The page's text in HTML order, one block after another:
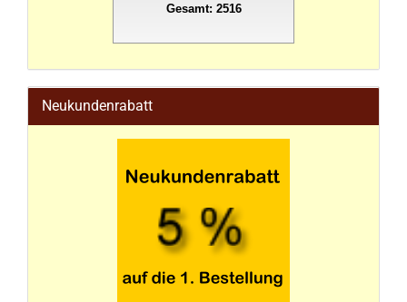
Gesamt: 2516
Neukundenrabatt